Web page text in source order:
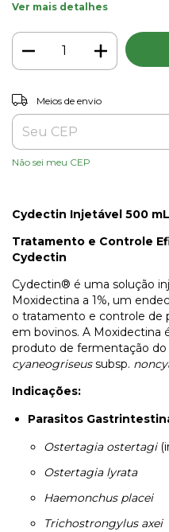
Ver mais detalhes
Entregas para o CEP:
Meios de envio
Não sei meu CEP
Cydectin Injetável 500 mL
Tratamento e Controle
Cydectin
Cydectin® é uma solução
Moxidectina a 1%, um
o tratamento e controle de
em bovinos. A Moxidectina
produto de fermentação
cyaneogriseussubsp.
Indicações:
Parasitos
Ostertagia ostertagi
Ostertagia lyrata
Haemonchus placei
Trichostrongylus axei